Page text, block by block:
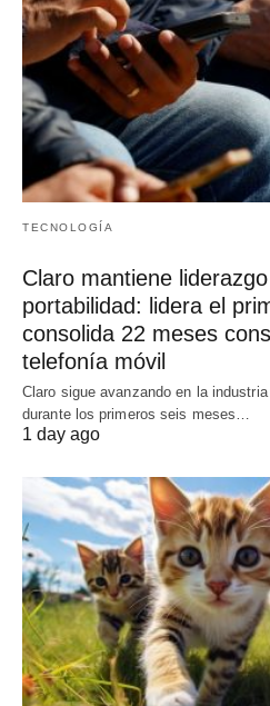
TECNOLOGÍA
Claro mantiene
portabilidad: lidera el
consolida 22 meses
telefonía móvil
Claro sigue avanzando en la
durante los primeros seis meses…
1 day ago